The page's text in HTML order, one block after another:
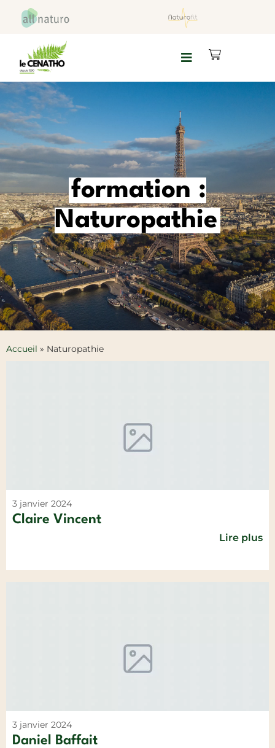
formation :
Naturopathie
Accueil » Naturopathie
3 janvier 2024
Claire Vincent
Lire plus
3 janvier 2024
Daniel Baffait